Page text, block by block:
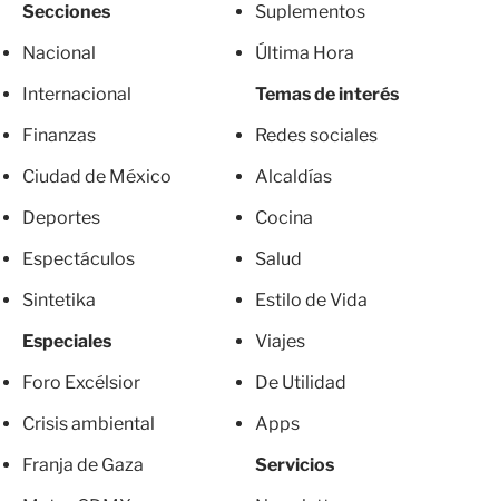
Secciones
Nacional
Internacional
Finanzas
Ciudad de México
Deportes
Espectáculos
Sintetika
Especiales
Foro Excélsior
Crisis ambiental
Franja de Gaza
Suplementos
Última Hora
Temas de interés
Redes sociales
Alcaldías
Cocina
Salud
Estilo de Vida
Viajes
De Utilidad
Apps
Servicios